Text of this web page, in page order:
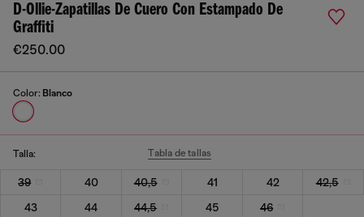
D-Ollie-Zapatillas De Cuero Con Estampado De
Graffiti
€250.00
Color: Blanco
Talla: Tabla de tallas
39 40 40,5 41 42
42,5
43
44 44,5 45 46